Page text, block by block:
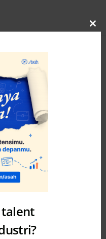
talent